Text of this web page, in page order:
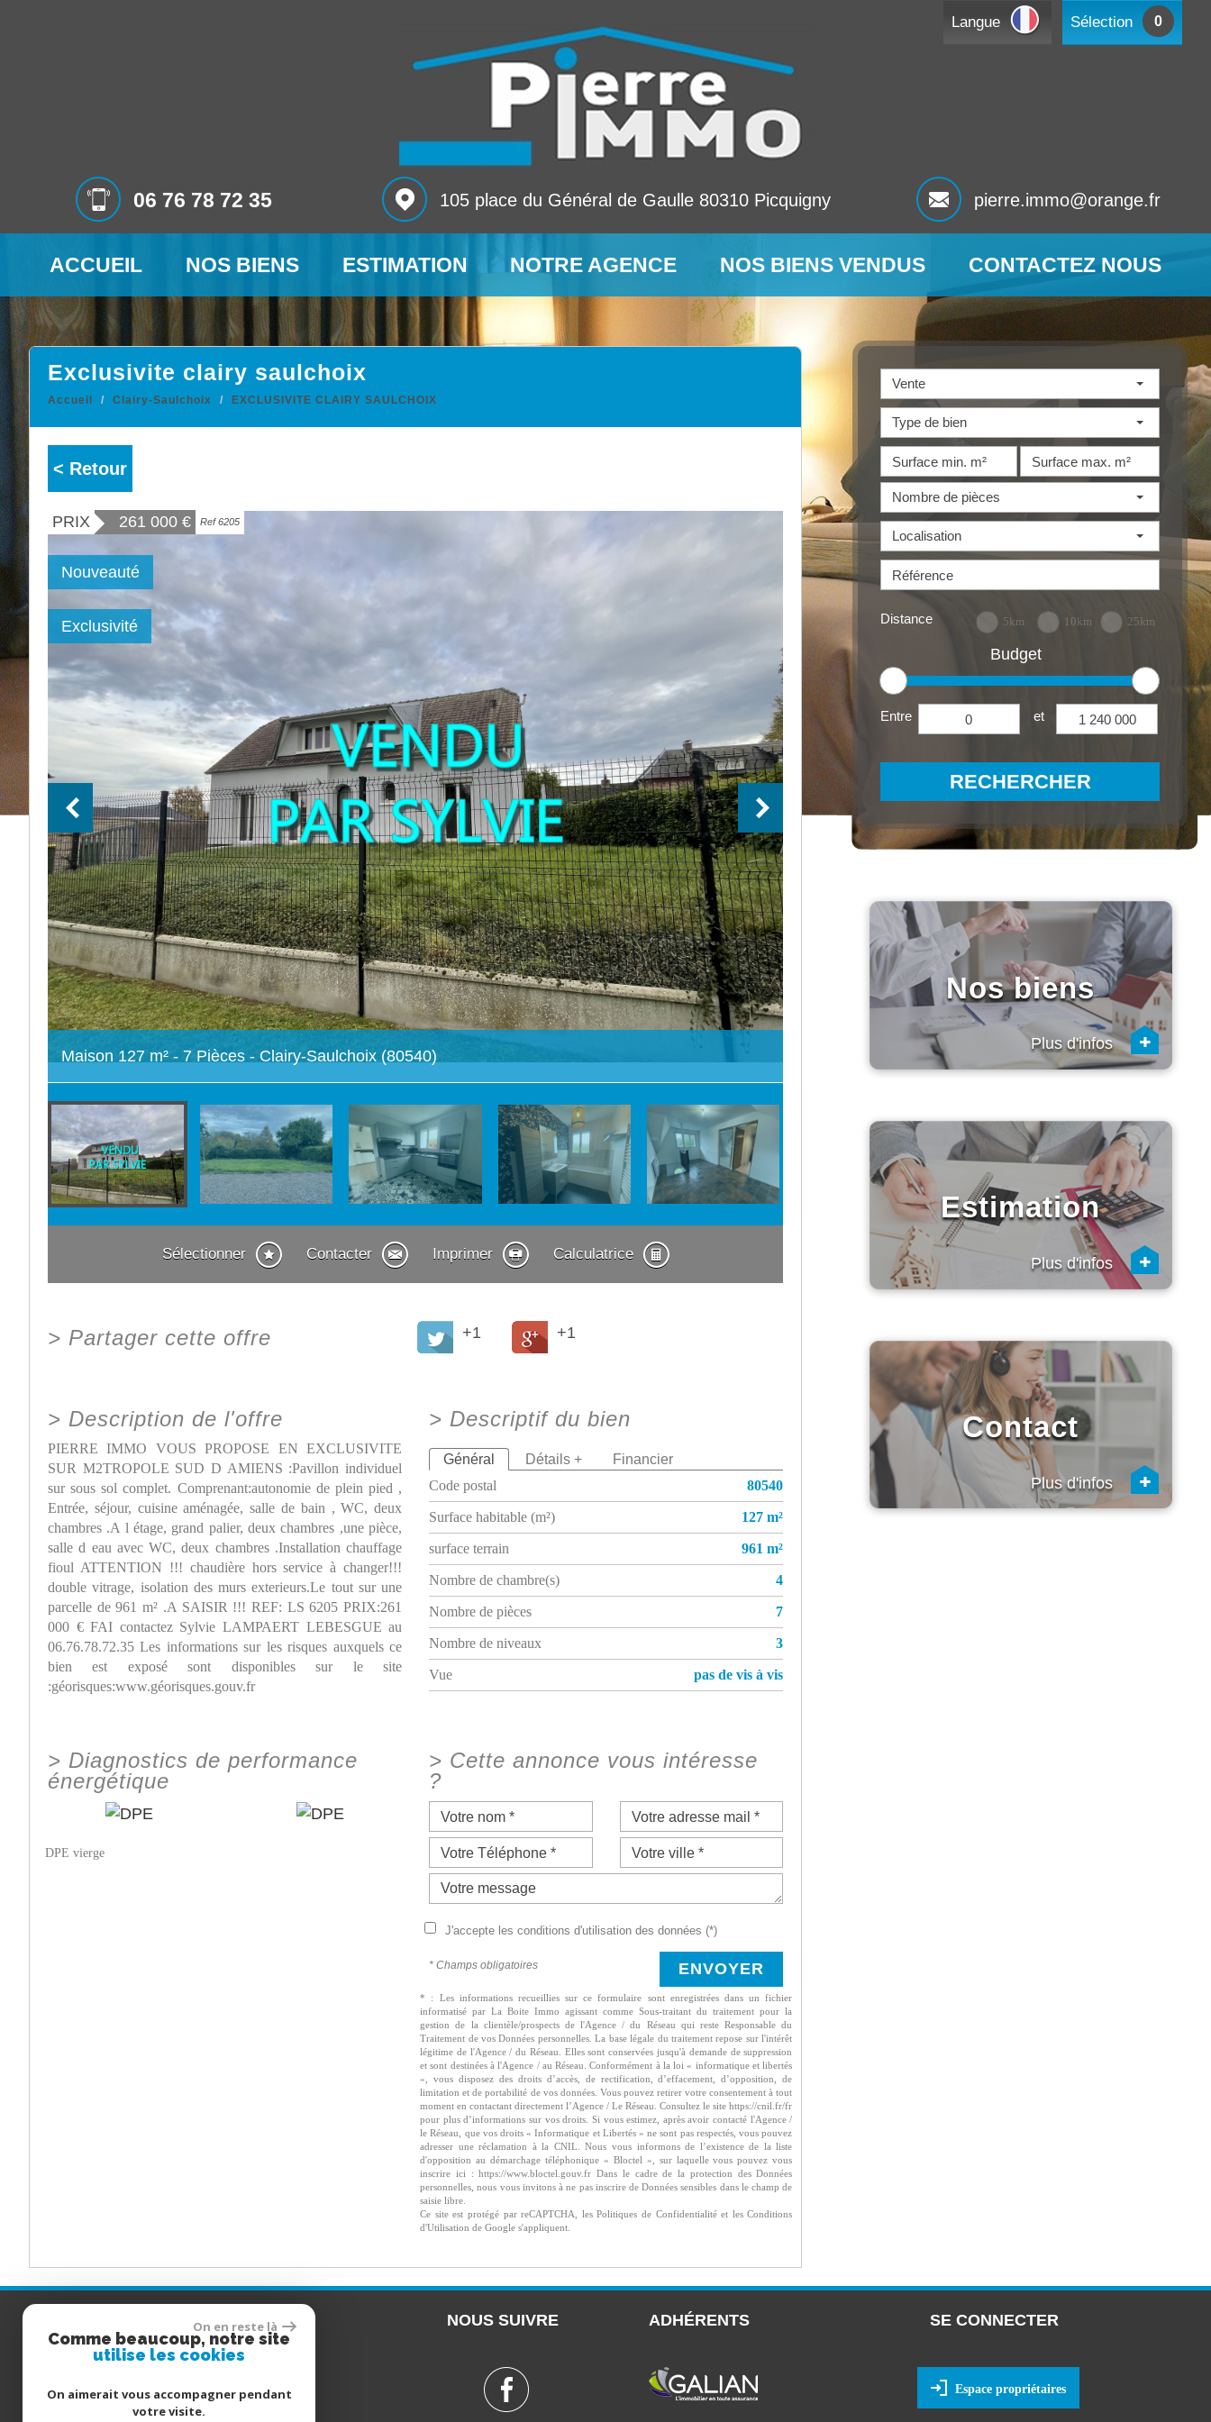
Langue Sélection 0
06 76 78 72 35 105 place du Général de Gaulle 80310 Picquigny pierre.immo@orange.fr
ACCUEIL NOS BIENS ESTIMATION NOTRE AGENCE NOS BIENS VENDUS CONTACTEZ NOUS
Vente
Type de bien
Nombre de pièces
Localisation
Distance 5km 10km 25km
Budget
Entre et
RECHERCHER
exclusivite clairy saulchoix
Accueil Clairy-Saulchoix EXCLUSIVITE CLAIRY SAULCHOIX
< Retour
Maison 127 m² - 7 Pièces - Clairy-Saulchoix (80540)
PRIX 261 000 € Ref 6205
Exclusivité
Nouveauté
Sélectionner Contacter Imprimer Calculatrice
> Partager cette offre +1 +1
> Description de l'offre
PIERRE IMMO VOUS PROPOSE EN EXCLUSIVITE
SUR M2TROPOLE SUD D AMIENS :Pavillon individuel
sur sous sol complet. Comprenant:autonomie de plein pied ,
Entrée, séjour, cuisine aménagée, salle de bain , WC, deux
chambres .A l étage, grand palier, deux chambres ,une pièce,
salle d eau avec WC, deux chambres .Installation chauffage
fioul ATTENTION !!! chaudière hors service à changer!!!
double vitrage, isolation des murs exterieurs.Le tout sur une
parcelle de 961 m² .A SAISIR !!! REF: LS 6205 PRIX:261
000 € FAI contactez Sylvie LAMPAERT LEBESGUE au
06.76.78.72.35 Les informations sur les risques auxquels ce
bien est exposé sont disponibles sur le site
:géorisques:www.géorisques.gouv.fr
> Descriptif du bien
Général Détails + Financier
Code postal
80540
Surface habitable (m²)
127 m²
surface terrain
961 m²
Nombre de chambre(s)
4
Nombre de pièces
7
Nombre de niveaux
3
Vue
pas de vis à vis
> Diagnostics de performance
énergétique
DPE vierge
> Cette annonce vous intéresse
?
J'accepte les conditions d'utilisation des données (*)
* Champs obligatoires ENVOYER
* : Les informations recueillies sur ce formulaire sont enregistrées dans un fichier
informatisé par La Boite Immo agissant comme Sous-traitant du traitement pour la
gestion de la clientèle/prospects de l'Agence / du Réseau qui reste Responsable du
Traitement de vos Données personnelles. La base légale du traitement repose sur l'intérêt
légitime de l'Agence / du Réseau. Elles sont conservées jusqu'à demande de suppression
et sont destinées à l'Agence / au Réseau. Conformément à la loi « informatique et libertés
», vous disposez des droits d’accès, de rectification, d’effacement, d’opposition, de
limitation et de portabilité de vos données. Vous pouvez retirer votre consentement à tout
moment en contactant directement l’Agence / Le Réseau. Consultez le site https://cnil.fr/fr
pour plus d’informations sur vos droits. Si vous estimez, après avoir contacté l'Agence /
le Réseau, que vos droits « Informatique et Libertés » ne sont pas respectés, vous pouvez
adresser une réclamation à la CNIL. Nous vous informons de l’existence de la liste
d'opposition au démarchage téléphonique « Bloctel », sur laquelle vous pouvez vous
inscrire ici : https://www.bloctel.gouv.fr Dans le cadre de la protection des Données
personnelles, nous vous invitons à ne pas inscrire de Données sensibles dans le champ de
saisie libre.
Ce site est protégé par reCAPTCHA, lesPolitiques de Confidentialitéet lesConditions
d'Utilisation de Google s'appliquent.
Nos biens
Plus d'infos +
Estimation
Plus d'infos +
Contact
Plus d'infos +
06 76 78 72 35
E-mail pierre.immo@orange.fr
NOUS SUIVRE ADHÉRENTS SE CONNECTER
Espace propriétaires
On en reste là
Comme beaucoup, notre site
utilise les cookies
On aimerait vous accompagner pendant
votre visite.